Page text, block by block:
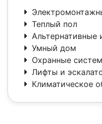
Теплый пол
Альтернативные
Умный дом
Охранные
Лифты и
Климатическое